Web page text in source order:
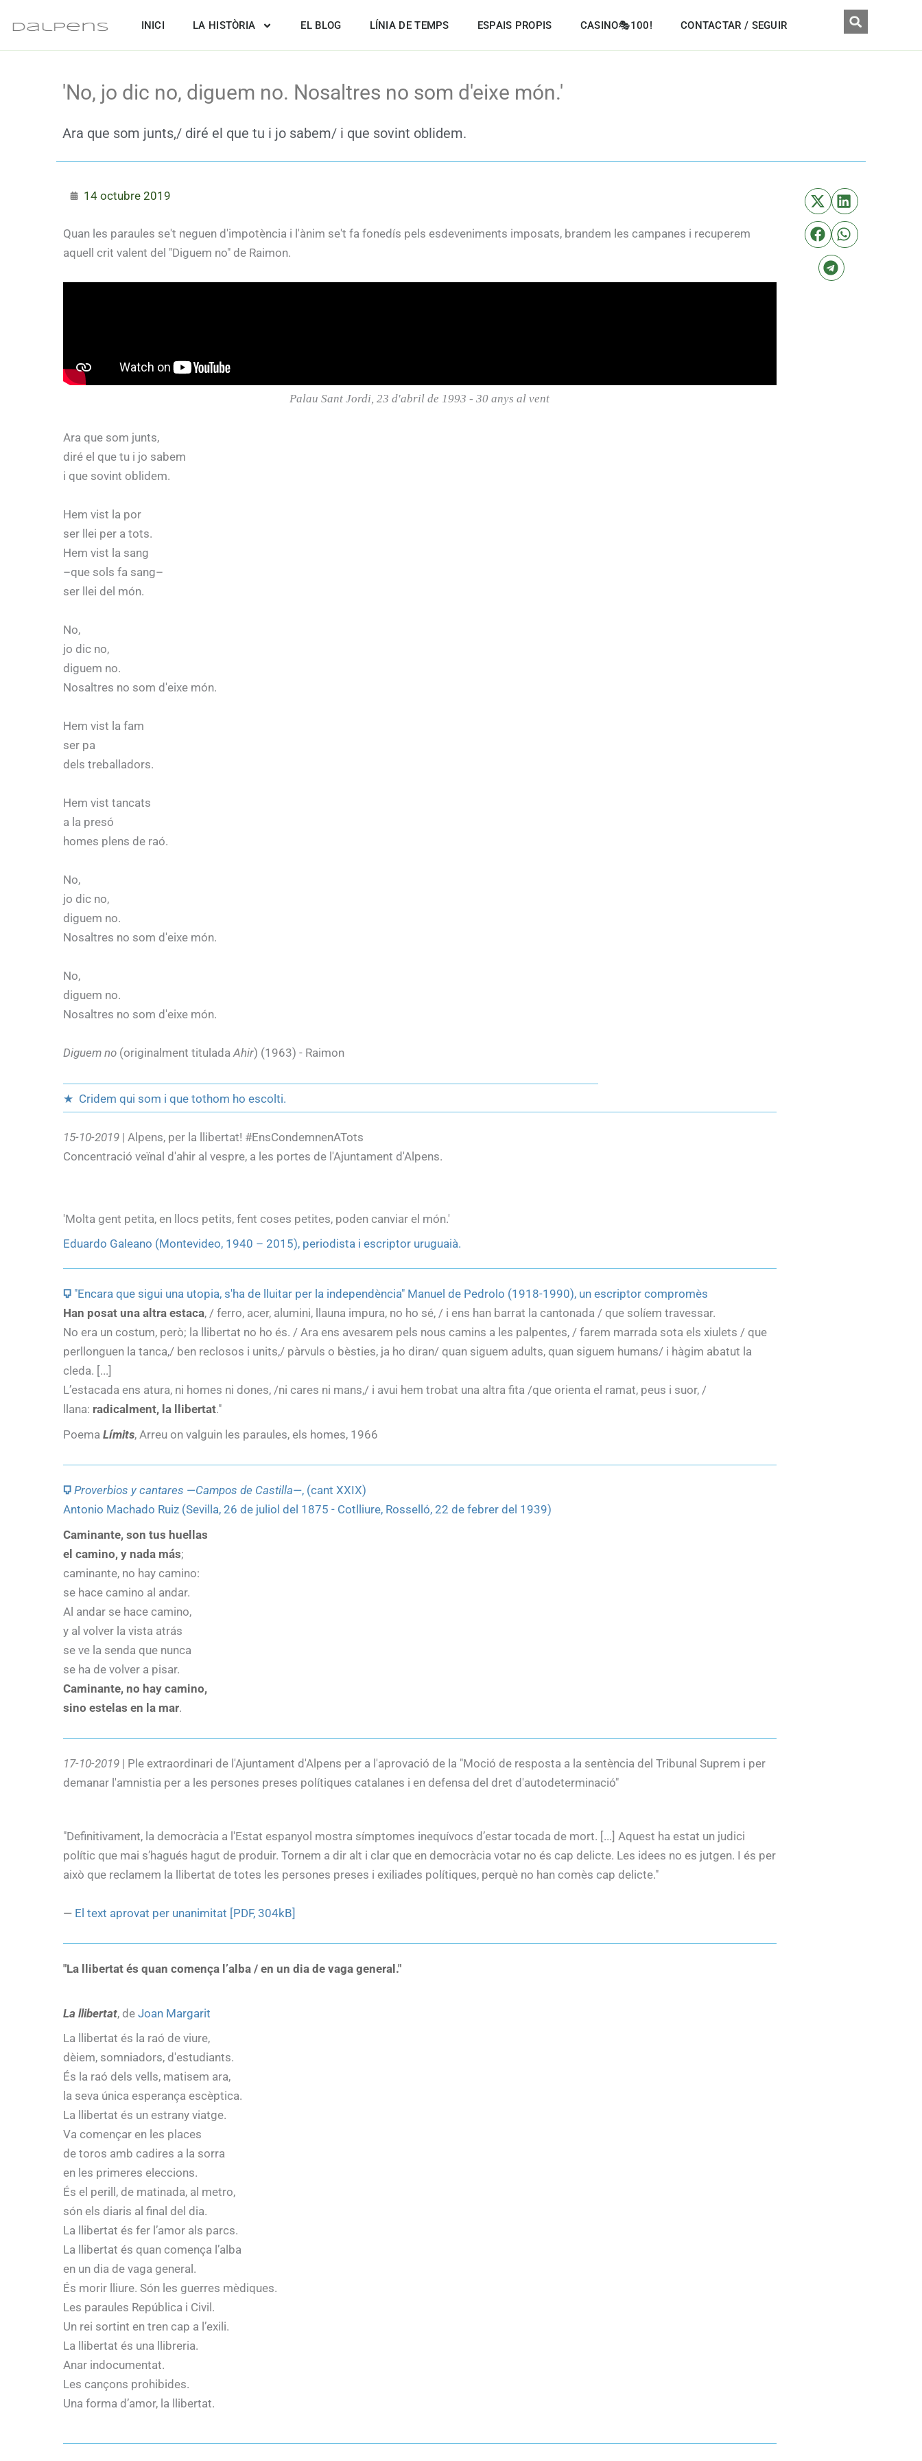
contingut
INICI LA HISTÒRIA EL BLOG LÍNIA DE TEMPS ESPAIS PROPIS CASINO🎭100! CONTACTAR / SEGUIR
'No, jo dic no, diguem no. Nosaltres no som d'eixe món.'
Ara que som junts,/ diré el que tu i jo sabem/ i que sovint oblidem.
14 octubre 2019
Quan les paraules se't neguen d'impotència i l'ànim se't fa fonedís pels esdeveniments imposats, brandem les campanes i recuperem
aquell crit valent del "Diguem no" de Raimon.
Palau Sant Jordi, 23 d'abril de 1993 - 30 anys al vent
Ara que som junts,
diré el que tu i jo sabem
i que sovint oblidem.
Hem vist la por
ser llei per a tots.
Hem vist la sang
–que sols fa sang–
ser llei del món.
No,
jo dic no,
diguem no.
Nosaltres no som d'eixe món.
Hem vist la fam
ser pa
dels treballadors.
Hem vist tancats
a la presó
homes plens de raó.
No,
jo dic no,
diguem no.
Nosaltres no som d'eixe món.
No,
diguem no.
Nosaltres no som d'eixe món.
Diguem no (originalment titulada Ahir) (1963) - Raimon
★ Cridem qui som i que tothom ho escolti.
15-10-2019 | Alpens, per la llibertat! #EnsCondemnenATots
Concentració veïnal d'ahir al vespre, a les portes de l'Ajuntament d'Alpens.
'Molta gent petita, en llocs petits, fent coses petites, poden canviar el món.'
Eduardo Galeano (Montevideo, 1940 – 2015), periodista i escriptor uruguaià.
🜷 "Encara que sigui una utopia, s'ha de lluitar per la independència" Manuel de Pedrolo (1918-1990), un escriptor compromès
Han posat una altra estaca, / ferro, acer, alumini, llauna impura, no ho sé, / i ens han barrat la cantonada / que solíem travessar.
No era un costum, però; la llibertat no ho és. / Ara ens avesarem pels nous camins a les palpentes, / farem marrada sota els xiulets / que
perllonguen la tanca,/ ben reclosos i units,/ pàrvuls o bèsties, ja ho diran/ quan siguem adults, quan siguem humans/ i hàgim abatut la
cleda. [...]
L’estacada ens atura, ni homes ni dones, /ni cares ni mans,/ i avui hem trobat una altra fita /que orienta el ramat, peus i suor, /
llana: radicalment, la llibertat."
Poema Límits, Arreu on valguin les paraules, els homes, 1966
🜷 Proverbios y cantares —Campos de Castilla—, (cant XXIX)
Antonio Machado Ruiz (Sevilla, 26 de juliol del 1875 - Cotlliure, Rosselló, 22 de febrer del 1939)
Caminante, son tus huellas
el camino, y nada más;
caminante, no hay camino:
se hace camino al andar.
Al andar se hace camino,
y al volver la vista atrás
se ve la senda que nunca
se ha de volver a pisar.
Caminante, no hay camino,
sino estelas en la mar.
17-10-2019 | Ple extraordinari de l'Ajuntament d'Alpens per a l'aprovació de la "Moció de resposta a la sentència del Tribunal Suprem i per
demanar l'amnistia per a les persones preses polítiques catalanes i en defensa del dret d'autodeterminació"
"Definitivament, la democràcia a l'Estat espanyol mostra símptomes inequívocs d’estar tocada de mort. [...] Aquest ha estat un judici
polític que mai s’hagués hagut de produir. Tornem a dir alt i clar que en democràcia votar no és cap delicte. Les idees no es jutgen. I és per
això que reclamem la llibertat de totes les persones preses i exiliades polítiques, perquè no han comès cap delicte."
— El text aprovat per unanimitat [PDF, 304kB]
"La llibertat és quan comença l’alba / en un dia de vaga general."
La llibertat, de Joan Margarit
La llibertat és la raó de viure,
dèiem, somniadors, d'estudiants.
És la raó dels vells, matisem ara,
la seva única esperança escèptica.
La llibertat és un estrany viatge.
Va començar en les places
de toros amb cadires a la sorra
en les primeres eleccions.
És el perill, de matinada, al metro,
són els diaris al final del dia.
La llibertat és fer l’amor als parcs.
La llibertat és quan comença l’alba
en un dia de vaga general.
És morir lliure. Són les guerres mèdiques.
Les paraules República i Civil.
Un rei sortint en tren cap a l’exili.
La llibertat és una llibreria.
Anar indocumentat.
Les cançons prohibides.
Una forma d’amor, la llibertat.